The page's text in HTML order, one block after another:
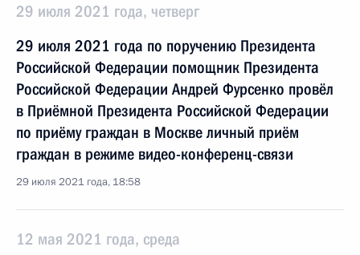
29 июля 2021 года, четверг
29 июля 2021 года по поручению Президента
Российской Федерации помощник Президента
Российской Федерации Андрей Фурсенко провёл
в Приёмной Президента Российской Федерации
по приёму граждан в Москве личный приём
граждан в режиме видео-конференц-связи
29 июля 2021 года, 18:58
12 мая 2021 года, среда